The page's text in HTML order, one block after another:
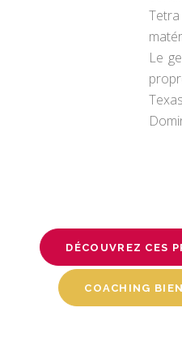
Le
DÉCOUVREZ CES
COACHING